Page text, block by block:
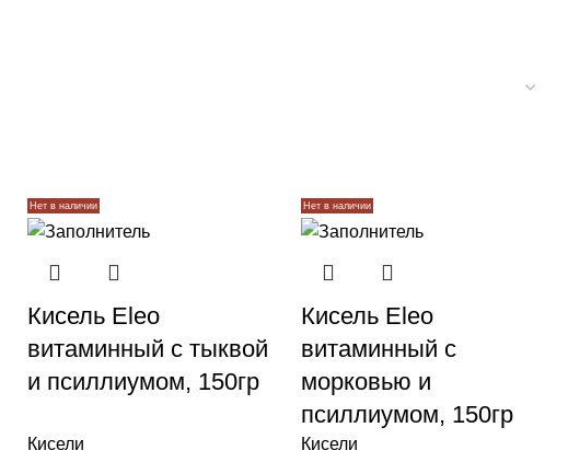
Нет в наличии
Кисель Eleo
витаминный с тыквой
и псиллиумом, 150гр
Кисели
Нет в наличии
Кисель Eleo
витаминный с
морковью и
псиллиумом, 150гр
Кисели